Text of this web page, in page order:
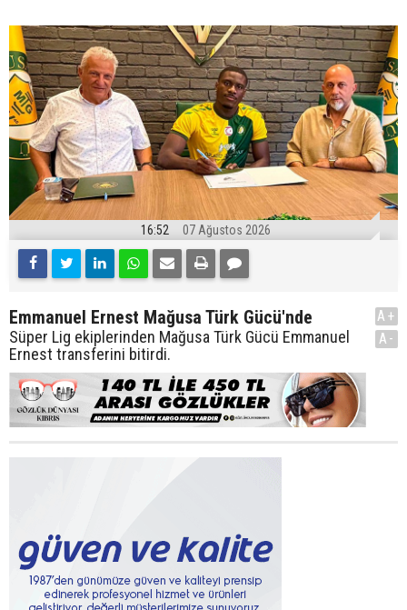
16:52 07 Ağustos 2026
Emmanuel Ernest Mağusa Türk Gücü'nde
Süper Lig ekiplerinden Mağusa Türk Gücü Emmanuel
Ernest transferini bitirdi.
A+
A-